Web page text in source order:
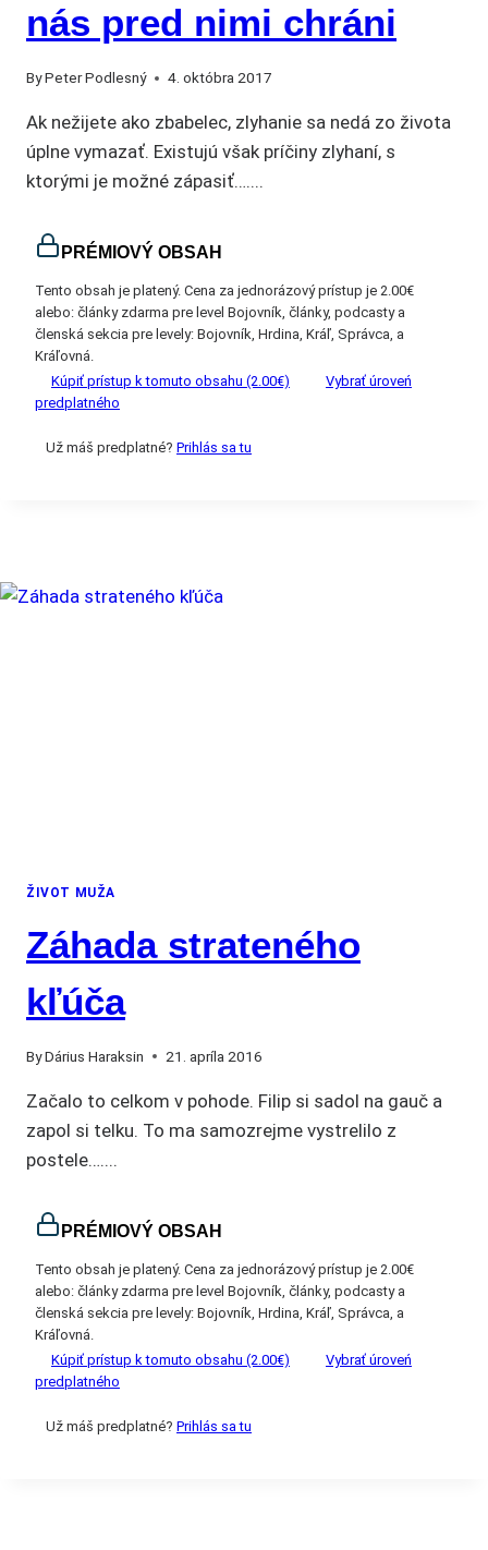
nás pred nimi chráni
ByPeter Podlesný 4. októbra 2017
Ak nežijete ako zbabelec, zlyhanie sa nedá zo života
úplne vymazať. Existujú však príčiny zlyhaní, s
ktorými je možné zápasiť…....
PRÉMIOVÝ OBSAH
Tento obsah je platený. Cena za jednorázový prístup je 2.00€
alebo: články zdarma pre level Bojovník, články, podcasty a
členská sekcia pre levely: Bojovník, Hrdina, Kráľ, Správca, a
Kráľovná.
Kúpiť prístup k tomuto obsahu (2.00€)
Vybrať úroveń
predplatného
Už máš predplatné? Prihlás sa tu
ŽIVOT MUŽA
Záhada strateného
kľúča
ByDárius Haraksin 21. apríla 2016
Začalo to celkom v pohode. Filip si sadol na gauč a
zapol si telku. To ma samozrejme vystrelilo z
postele…....
PRÉMIOVÝ OBSAH
Tento obsah je platený. Cena za jednorázový prístup je 2.00€
alebo: články zdarma pre level Bojovník, články, podcasty a
členská sekcia pre levely: Bojovník, Hrdina, Kráľ, Správca, a
Kráľovná.
Kúpiť prístup k tomuto obsahu (2.00€)
Vybrať úroveń
predplatného
Už máš predplatné? Prihlás sa tu